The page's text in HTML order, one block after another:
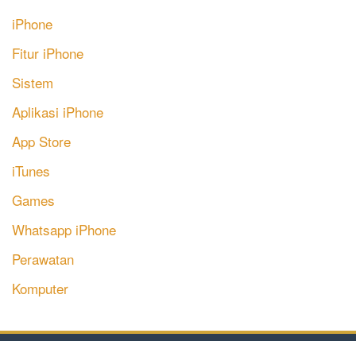
iPhone
Fitur iPhone
Sistem
Aplikasi iPhone
App Store
iTunes
Games
Whatsapp iPhone
Perawatan
Komputer